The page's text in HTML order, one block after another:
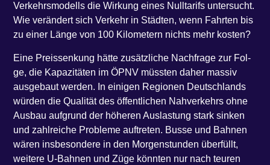
Ver­kehrs­mo­dells die Wir­kung eines Null­ta­rifs unter­sucht.
Wie ver­än­dert sich Ver­kehr in Städ­ten, wenn Fahr­ten bis
zu einer Län­ge von 100 Kilo­me­tern nichts mehr kosten?
Eine Preis­sen­kung hät­te zusätz­li­che Nach­fra­ge zur Fol­
ge, die Kapa­zi­tä­ten im ÖPNV müss­ten daher mas­siv
aus­ge­baut wer­den. In eini­gen Regio­nen Deutsch­lands
wür­den die Qua­li­tät des öffent­li­chen Nah­ver­kehrs ohne
Aus­bau auf­grund der höhe­ren Aus­las­tung stark sin­ken
und zahl­rei­che Pro­ble­me auf­tre­ten. Bus­se und Bah­nen
wären ins­be­son­de­re in den Mor­gen­stun­den über­füllt,
wei­te­re U‑Bahnen und Züge könn­ten nur nach teu­ren